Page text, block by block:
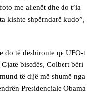
me alienët dhe do t’ia
kishte shpërndarë kudo”,
do të dëshironte që UFO-t
bisedës, Colbert bëri
të dijë më shumë nga
Presidenciale Obama